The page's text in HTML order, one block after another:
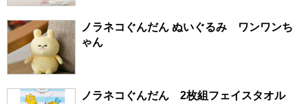
ノラネコぐんだん ぬいぐるみ ワンワンち
ゃん
ノラネコぐんだん 2枚組フェイスタオル